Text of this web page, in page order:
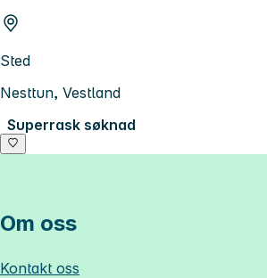
Sted
Nesttun, Vestland
Superrask søknad
Om oss
Kontakt oss